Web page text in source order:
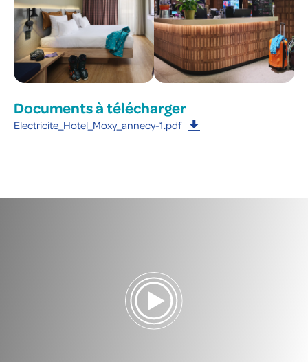
Documents à télécharger
Electricite_Hotel_Moxy_annecy-1.pdf